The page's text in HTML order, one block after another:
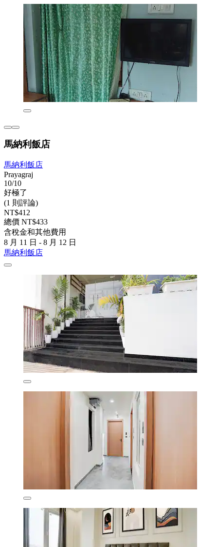
馬納利飯店
馬納利飯店
Prayagraj
10/10
好極了
(1 則評論)
NT$412
總價 NT$433
含稅金和其他費用
8 月 11 日 - 8 月 12 日
馬納利飯店